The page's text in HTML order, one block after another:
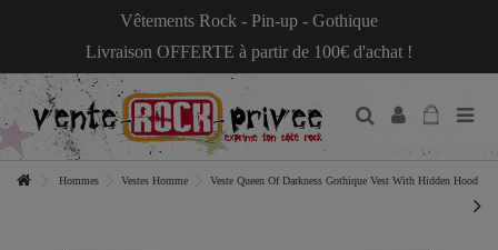
Vêtements Rock - Pin-up - Gothique
Livraison OFFERTE à partir de 100€ d'achat !
Hommes Vestes Homme Veste Queen Of Darkness Gothique Vest With Hidden Hood